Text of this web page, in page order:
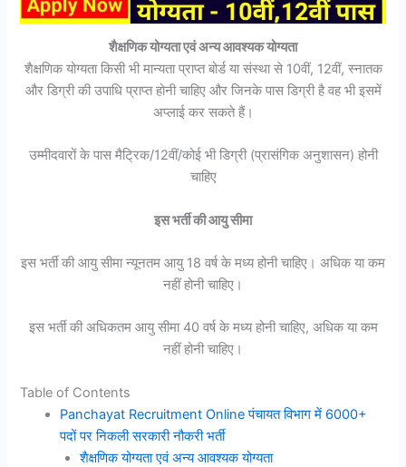
शैक्षणिक योग्यता एवं अन्य आवश्यक योग्यता
शैक्षणिक योग्यता किसी भी मान्यता प्राप्त बोर्ड या संस्था से 10वीं, 12वीं, स्नातक
और डिग्री की उपाधि प्राप्त होनी चाहिए और जिनके पास डिग्री है वह भी इसमें
अप्लाई कर सकते हैं।
उम्मीदवारों के पास मैट्रिक/12वीं/कोई भी डिग्री (प्रासंगिक अनुशासन) होनी
चाहिए
इस भर्ती की आयु सीमा
इस भर्ती की आयु सीमा न्यूनतम आयु 18 वर्ष के मध्य होनी चाहिए। अधिक या कम
नहीं होनी चाहिए।
इस भर्ती की अधिकतम आयु सीमा 40 वर्ष के मध्य होनी चाहिए, अधिक या कम
नहीं होनी चाहिए।
Table of Contents
Panchayat Recruitment Online पंचायत विभाग में 6000+
पदों पर निकली सरकारी नौकरी भर्ती
शैक्षणिक योग्यता एवं अन्य आवश्यक योग्यता